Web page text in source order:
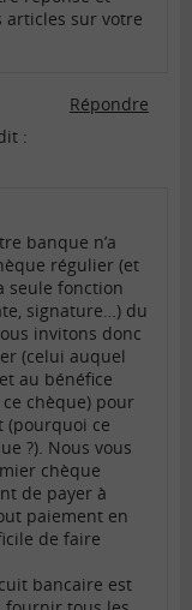
sur votre
Répondre
:
banque n’a
régulier (et
seule fonction
signature…) du
invitons donc
(celui auquel
au bénéfice
chèque) pour
(pourquoi ce
?). Nous vous
chèque
de payer à
paiement en
de faire
bancaire est